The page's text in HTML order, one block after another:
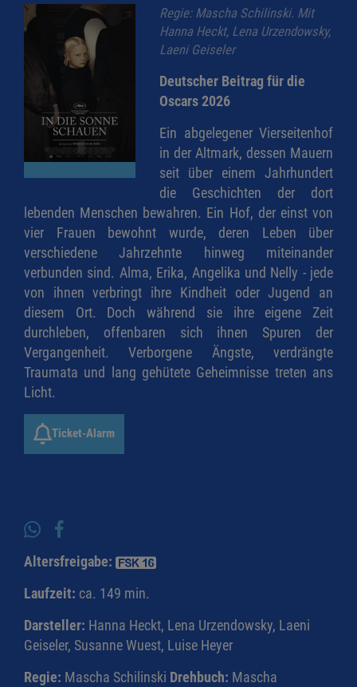
Regie: Mascha Schilinski. Mit
Hanna Heckt, Lena Urzendowsky,
Laeni Geiseler
Deutscher Beitrag für die
Oscars 2026
Ein abgelegener Vierseitenhof
in der Altmark, dessen Mauern
seit über einem Jahrhundert
die Geschichten der dort
lebenden Menschen bewahren. Ein Hof, der einst von
vier Frauen bewohnt wurde, deren Leben über
verschiedene Jahrzehnte hinweg miteinander
verbunden sind. Alma, Erika, Angelika und Nelly - jede
von ihnen verbringt ihre Kindheit oder Jugend an
diesem Ort. Doch während sie ihre eigene Zeit
durchleben, offenbaren sich ihnen Spuren der
Vergangenheit. Verborgene Ängste, verdrängte
Traumata und lang gehütete Geheimnisse treten ans
Licht.
Ticket-Alarm
Altersfreigabe:
Laufzeit: ca. 149 min.
Darsteller: Hanna Heckt, Lena Urzendowsky, Laeni
Geiseler, Susanne Wuest, Luise Heyer
Regie: Mascha Schilinski Drehbuch: Mascha